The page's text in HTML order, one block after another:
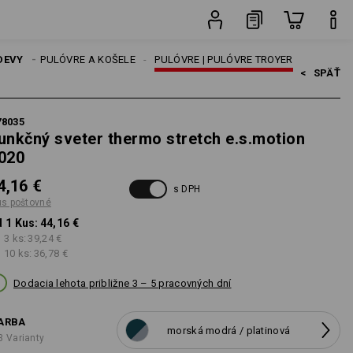
PULÓVRE | PULÓVRE TROYER
TRIČKÁ, PULÓVRE A KOŠELE
< SPÄŤ
sveter thermo stretch e.s.motion
€
poštovné
s DPH
1 Kus: 44,16 €
3 ks: 39,24 €
10 ks: 36,78 €
Dodacia lehota približne 3 – 5 pracovných dní
Varianty
morská modrá / platinová